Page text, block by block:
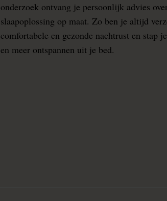
onderzoek ontvang je persoonlijk advies
slaapoplossing op maat. Zo ben je altijd
comfortabele en gezonde nachtrust en stap
en meer ontspannen uit je bed.